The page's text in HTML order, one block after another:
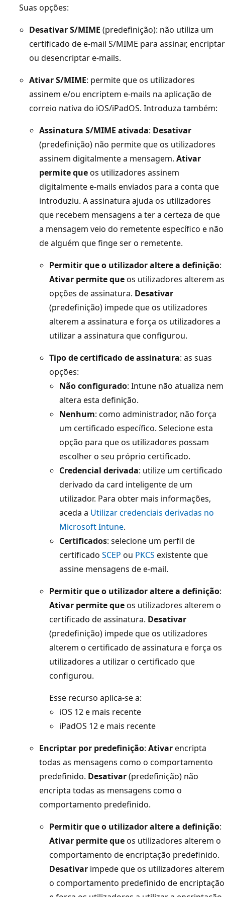
Suas opções:
Desativar S/MIME (predefinição): não utiliza um
certificado de e-mail S/MIME para assinar, encriptar
ou desencriptar e-mails.
Ativar S/MIME: permite que os utilizadores
assinem e/ou encriptem e-mails na aplicação de
correio nativa do iOS/iPadOS. Introduza também:
Assinatura S/MIME ativada: Desativar
(predefinição) não permite que os utilizadores
assinem digitalmente a mensagem. Ativar
permite queos utilizadores assinem
digitalmente e-mails enviados para a conta que
introduziu. A assinatura ajuda os utilizadores
que recebem mensagens a ter a certeza de que
a mensagem veio do remetente específico e não
de alguém que finge ser o remetente.
Permitir que o utilizador altere a definição:
Ativar permite queos utilizadores alterem as
opções de assinatura. Desativar
(predefinição) impede que os utilizadores
alterem a assinatura e força os utilizadores a
utilizar a assinatura que configurou.
Tipo de certificado de assinatura: as suas
opções:
Não configurado: Intune não atualiza nem
altera esta definição.
Nenhum: como administrador, não força
um certificado específico. Selecione esta
opção para que os utilizadores possam
escolher o seu próprio certificado.
Credencial derivada: utilize um certificado
derivado da card inteligente de um
utilizador. Para obter mais informações,
aceda a Utilizar credenciais derivadas no
Microsoft Intune.
Certificados: selecione um perfil de
certificado SCEP ou PKCS existente que
assine mensagens de e-mail.
Permitir que o utilizador altere a definição:
Ativar permite queos utilizadores alterem o
certificado de assinatura. Desativar
(predefinição) impede que os utilizadores
alterem o certificado de assinatura e força os
utilizadores a utilizar o certificado que
configurou.
Esse recurso aplica-se a:
iOS 12 e mais recente
iPadOS 12 e mais recente
Encriptar por predefinição: Ativarencripta
todas as mensagens como o comportamento
predefinido. Desativar(predefinição) não
encripta todas as mensagens como o
comportamento predefinido.
Permitir que o utilizador altere a definição:
Ativar permite queos utilizadores alterem o
comportamento de encriptação predefinido.
Desativar impede que os utilizadores alterem
o comportamento predefinido de encriptação